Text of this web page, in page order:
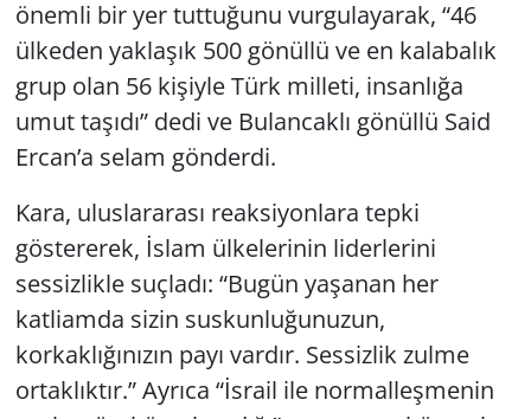
önemli bir yer tuttuğunu vurgulayarak, “46
ülkeden yaklaşık 500 gönüllü ve en kalabalık
grup olan 56 kişiyle Türk milleti, insanlığa
umut taşıdı” dedi ve Bulancaklı gönüllü Said
Ercan’a selam gönderdi.
Kara, uluslararası reaksiyonlara tepki
göstererek, İslam ülkelerinin liderlerini
sessizlikle suçladı: “Bugün yaşanan her
katliamda sizin suskunluğunuzun,
korkaklığınızın payı vardır. Sessizlik zulme
ortaklıktır.” Ayrıca “İsrail ile normalleşmenin